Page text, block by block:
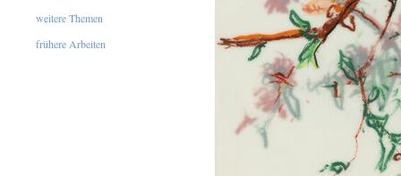
weitere Themen
frühere Arbeiten